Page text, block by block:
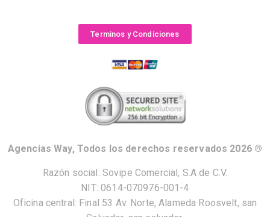
Terminos y Condiciones
Agencias Way, Todos los derechos reservados 2026 ®
Razón social: Sovipe Comercial, S.A de C.V.
NIT: 0614-070976-001-4
Oficina central: Final 53 Av. Norte, Alameda Roosvelt, san